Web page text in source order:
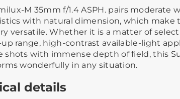
M 35mm f/1.4 ASPH. pairs moderate
with natural dimension, which make
versatile. Whether it is a matter of
range, high-contrast available-light
shots with immense depth of field, this
wonderfully in any situation.
details